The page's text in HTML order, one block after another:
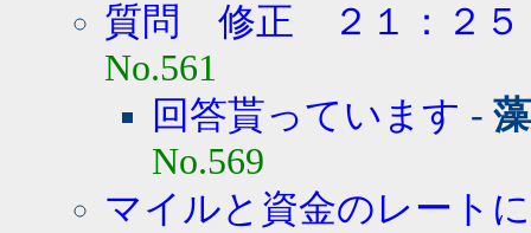
質問 修正 ２１：２５
No.561
回答貰っています -
No.569
マイルと資金のレート